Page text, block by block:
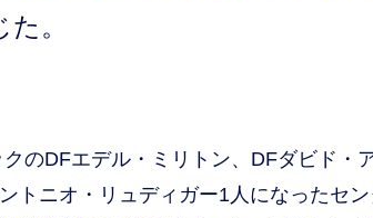
。
のDFエデル・ミリトン、DFダビド・
トニオ・リュディガー1人になったセン